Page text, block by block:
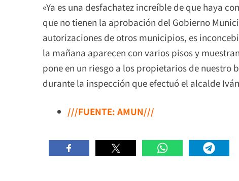
«Ya es una desfachatez increíble de que haya
que no tienen la aprobación del Gobierno
autorizaciones de otros municipios, es
la mañana aparecen con varios pisos y
pone en un riesgo a los propietarios de nuestro
durante la inspección que efectuó el alcalde
///FUENTE: AMUN///